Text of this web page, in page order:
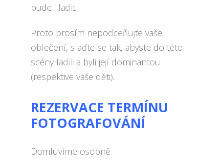
bude i ladit.
Proto prosím nepodceňujte vaše
oblečení, slaďte se tak, abyste do této
scény ladili a byli její dominantou
(respektive vaše děti).
REZERVACE TERMÍNU
FOTOGRAFOVÁNÍ
Domluvíme osobně.